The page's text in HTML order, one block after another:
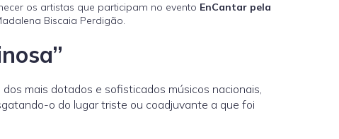
os artistas que participam no evento EnCantar pela
Biscaia Perdigão.
dos mais dotados e sofisticados músicos nacionais,
o do lugar triste ou coadjuvante a que foi